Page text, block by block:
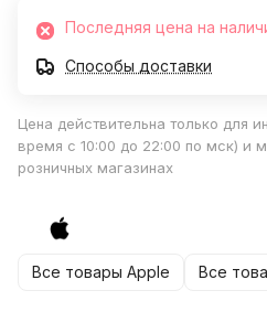
Последняя цена на
Способы доставки
Цена действительна только для
время с 10:00 до 22:00 по мск) и
розничных магазинах
Все товары Apple Все